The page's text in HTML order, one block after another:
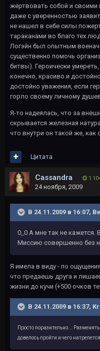
жертвовать собой и своими
даже с уверенностью
не нашел в себе силы
тараканами во благо тех
Логэйн был опытным
существенно помочь
битвы). Героически
конечно, красиво и
достойно уважения, если
горло своему личному
Я-то надеялась, что за
скрывается железная
что внутри он такой же, как
Цитата
Cassandra 1
24 ноября, 2009
В 24.11.2009 в 16:07,
0_0 А мне так не кажется.
Миссию совершенно без
Я имела в виду - по
что предаешь друга и
жизни до кучи (+500 очков
В 24.11.2009 в 16:37,
Просто поразительно... Разменять
довелось пройти и чего натрепется.